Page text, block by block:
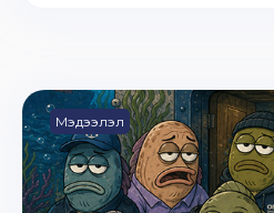
Мэдээлэл